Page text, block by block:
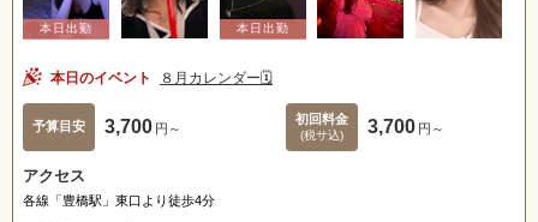
本日のイベント ８月カレンダー🗓️
予算目安 3,700 円～
初回料金
(税サ込) 3,700 円～
アクセス
各線「豊橋駅」東口より徒歩4分